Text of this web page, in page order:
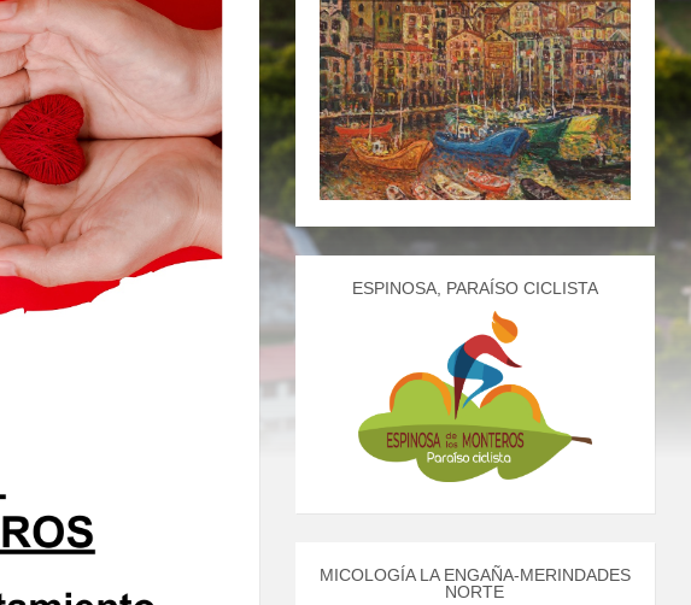
ESPINOSA, PARAÍSO CICLISTA
MICOLOGÍA LA ENGAÑA-MERINDADES
NORTE